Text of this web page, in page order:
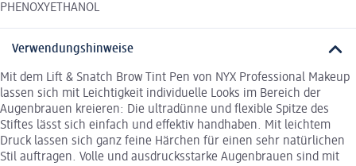
PHENOXYETHANOL
Verwendungshinweise
Mit dem Lift & Snatch Brow Tint Pen von NYX Professional Makeup
lassen sich mit Leichtigkeit individuelle Looks im Bereich der
Augenbrauen kreieren: Die ultradünne und flexible Spitze des
Stiftes lässt sich einfach und effektiv handhaben. Mit leichtem
Druck lassen sich ganz feine Härchen für einen sehr natürlichen
Stil auftragen. Volle und ausdrucksstarke Augenbrauen sind mit